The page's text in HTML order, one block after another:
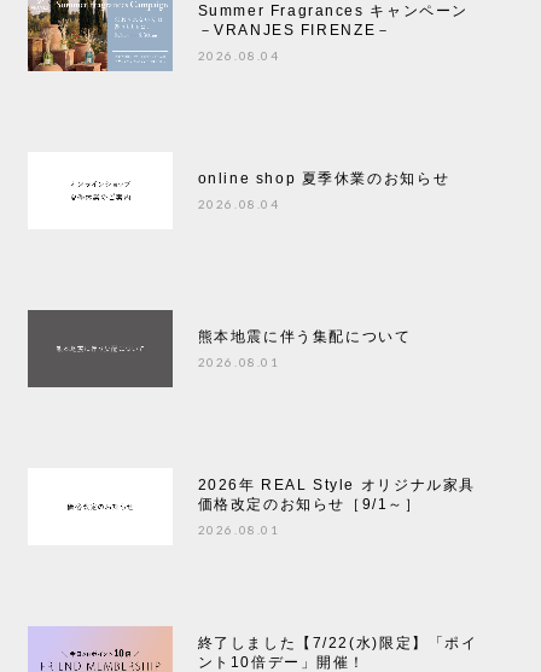
Summer Fragrances キャンペーン
－VRANJES FIRENZE－
2026.08.04
online shop 夏季休業のお知らせ
2026.08.04
熊本地震に伴う集配について
2026.08.01
2026年 REAL Style オリジナル家具
価格改定のお知らせ［9/1～］
2026.08.01
終了しました【7/22(水)限定】「ポイ
ント10倍デー」開催！